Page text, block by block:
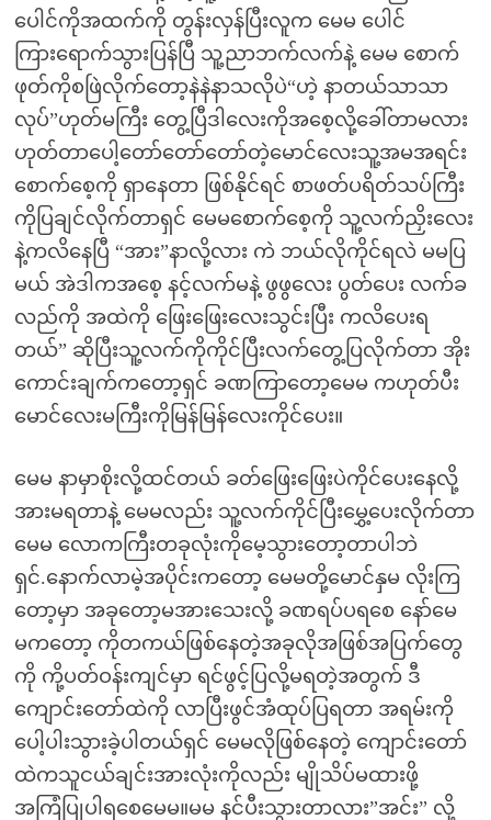
ပေါင်ကိုအထက်ကို တွန်းလှန်ပြီးလူက မေမ ပေါင်
ကြားရောက်သွားပြန်ပြီ သူ့ညာဘက်လက်နဲ့ မေမ စောက်
ဖုတ်ကိုစဖြဲလိုက်တော့နဲနဲနာသလိုပဲ“ဟဲ့ နာတယ်သာသာ
လုပ်”ဟုတ်မကြီး တွေ့ပြီဒါလေးကိုအစေ့လို့ခေါ်တာမလား
ဟုတ်တာပေါ့တော်တော်တော်တဲ့မောင်လေးသူ့အမအရင်း
စောက်စေ့ကို ရှာနေတာ ဖြစ်နိုင်ရင် စာဖတ်ပရိတ်သပ်ကြီး
ကိုပြချင်လိုက်တာရှင် မေမစောက်စေ့ကို သူ့လက်ညှိးလေး
နဲ့ကလိနေပြီ “အား”နာလို့လား ကဲ ဘယ်လိုကိုင်ရလဲ မမပြ
မယ် အဲဒါကအစေ့ နင့်လက်မနဲ့ ဖွဖွလေး ပွတ်ပေး လက်ခ
လည်ကို အထဲကို ဖြေးဖြေးလေးသွင်းပြီး ကလိပေးရ
တယ်” ဆိုပြီးသူ့လက်ကိုကိုင်ပြီးလက်တွေ့ပြလိုက်တာ အိုး
ကောင်းချက်ကတော့ရှင် ခဏကြာတော့မေမ ကဟုတ်ပီး
မောင်လေးမကြီးကိုမြန်မြန်လေးကိုင်ပေး။
မေမ နာမှာစိုးလို့ထင်တယ် ခတ်ဖြေးဖြေးပဲကိုင်ပေးနေလို့
အားမရတာနဲ့ မေမလည်း သူ့လက်ကိုင်ပြီးမွှေ့ပေးလိုက်တာ
မေမ လောကကြီးတခုလုံးကိုမေ့သွားတော့တာပါဘဲ
ရှင်.နောက်လာမဲ့အပိုင်းကတော့ မေမတို့မောင်နှမ လိုးကြ
တော့မှာ အခုတော့မအားသေးလို့ ခဏရပ်ပရစေ နော်မေ
မကတော့ ကိုတကယ်ဖြစ်နေတဲ့အခုလိုအဖြစ်အပြက်တွေ
ကို ကို့ပတ်ဝန်းကျင်မှာ ရင်ဖွင့်ပြလို့မရတဲ့အတွက် ဒီ
ကျောင်းတော်ထဲကို လာပြီးဖွင်အံထုပ်ပြရတာ အရမ်းကို
ပေါ့ပါးသွားခဲ့ပါတယ်ရှင် မေမလိုဖြစ်နေတဲ့ ကျောင်းတော်
ထဲကသူငယ်ချင်းအားလုံးကိုလည်း မျိုသိပ်မထားဖို့
အကြံပြုပါရစေမေမ။မမ နင်ပီးသွားတာလား”အင်း” လို့